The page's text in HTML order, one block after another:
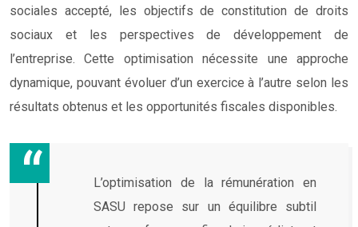
sociales accepté, les objectifs de constitution de droits
sociaux et les perspectives de développement de
l’entreprise. Cette optimisation nécessite une approche
dynamique, pouvant évoluer d’un exercice à l’autre selon les
résultats obtenus et les opportunités fiscales disponibles.
L’optimisation de la rémunération en
SASU repose sur un équilibre subtil